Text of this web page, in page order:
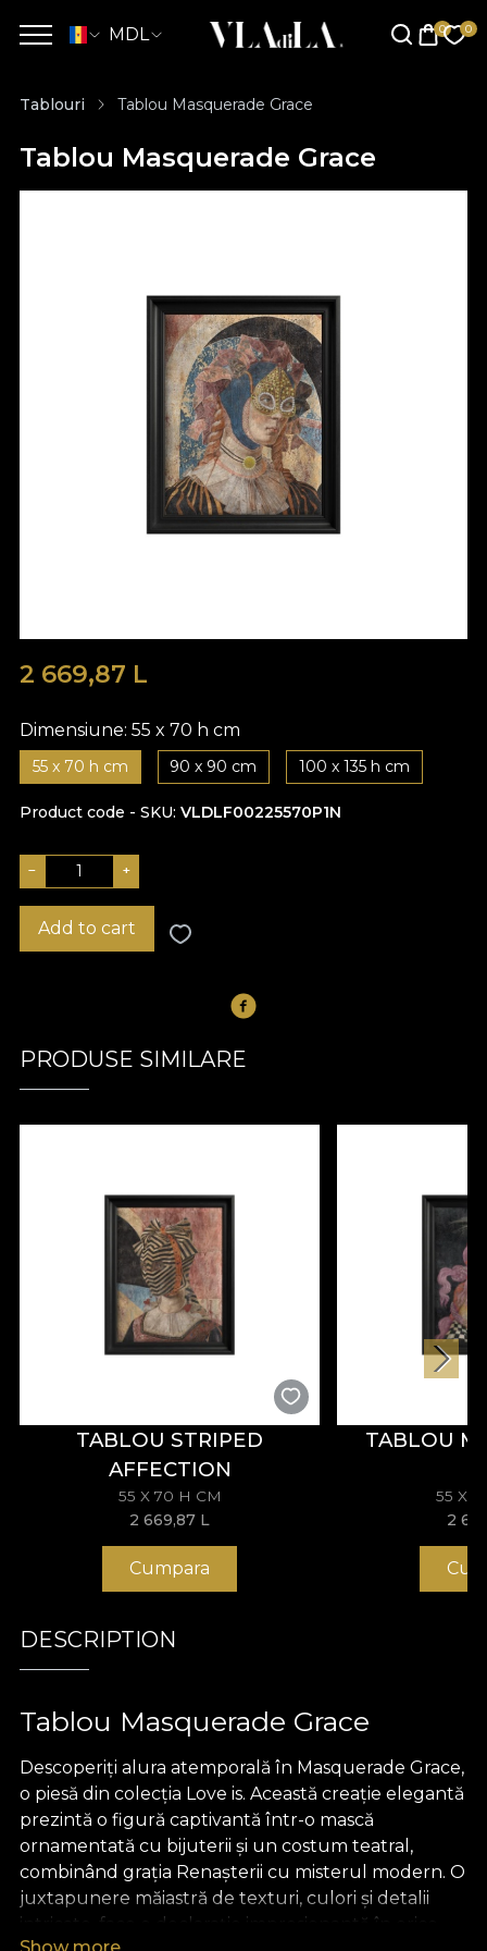
MDL
Tablouri Tablou Masquerade Grace
Tablou Masquerade Grace
2 669,87 L
Dimensiune: 55 x 70 h cm
55 x 70 h cm 90 x 90 cm 100 x 135 h cm
Product code - SKU VLDLF00225570P1N
− +
Add to cart
PRODUSE SIMILARE
TABLOU STRIPED
AFFECTION
55 X 70 H CM
2 669,87 L
Cumpara
TABLOU
55 X
2
DESCRIPTION
Tablou Masquerade Grace
Descoperiți alura atemporală în Masquerade Grace,
o piesă din colecția Love is. Această creație elegantă
prezintă o figură captivantă într-o mască
ornamentată cu bijuterii și un costum teatral,
combinând grația Renașterii cu misterul modern. O
juxtapunere măiastră de texturi, culori și detalii
intricate, face o declarație impresionantă în orice